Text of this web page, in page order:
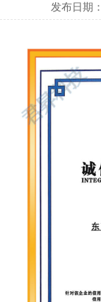
发布日期